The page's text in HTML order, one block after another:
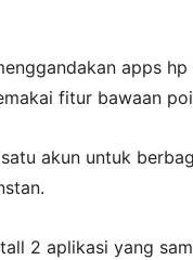
apps hp
fitur bawaan
akun untuk
2 aplikasi yang